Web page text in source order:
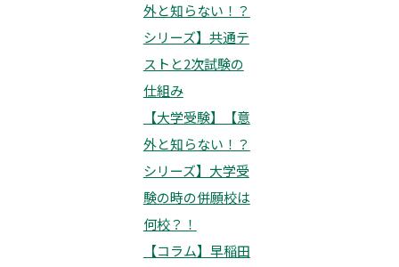
外と知らない！？
シリーズ】共通テ
ストと2次試験の
仕組み
【大学受験】【意
外と知らない！？
シリーズ】大学受
験の時の併願校は
何校？！
【コラム】早稲田